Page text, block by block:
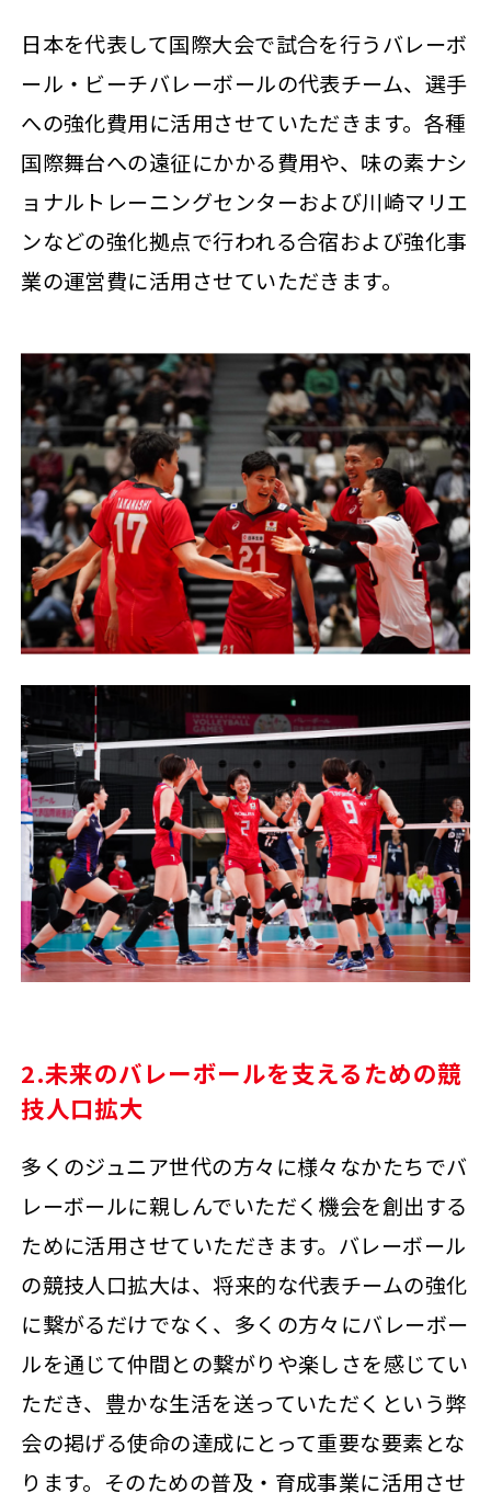
日本を代表して国際大会で試合を行うバレーボ
ール・ビーチバレーボールの代表チーム、選手
への強化費用に活用させていただきます。各種
国際舞台への遠征にかかる費用や、味の素ナシ
ョナルトレーニングセンターおよび川崎マリエ
ンなどの強化拠点で行われる合宿および強化事
業の運営費に活用させていただきます。
2.未来のバレーボールを支えるための競
技人口拡大
多くのジュニア世代の方々に様々なかたちでバ
レーボールに親しんでいただく機会を創出する
ために活用させていただきます。バレーボール
の競技人口拡大は、将来的な代表チームの強化
に繋がるだけでなく、多くの方々にバレーボー
ルを通じて仲間との繋がりや楽しさを感じてい
ただき、豊かな生活を送っていただくという弊
会の掲げる使命の達成にとって重要な要素とな
ります。そのための普及・育成事業に活用させ